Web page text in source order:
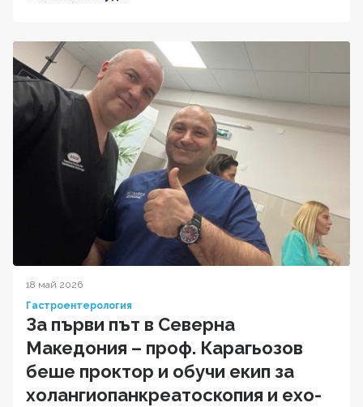
18 май 2026
Гастроентерология
За първи път в Северна
Македония – проф. Карагьозов
беше проктор и обучи екип за
холангиопанкреатоскопия и ехо-